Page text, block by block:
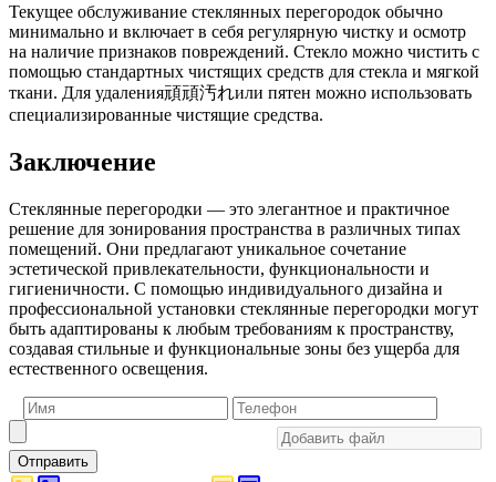
Текущее обслуживание стеклянных перегородок обычно
минимально и включает в себя регулярную чистку и осмотр
на наличие признаков повреждений. Стекло можно чистить с
помощью стандартных чистящих средств для стекла и мягкой
ткани. Для удаления頑頑汚れили пятен можно использовать
специализированные чистящие средства.
Заключение
Стеклянные перегородки — это элегантное и практичное
решение для зонирования пространства в различных типах
помещений. Они предлагают уникальное сочетание
эстетической привлекательности, функциональности и
гигиеничности. С помощью индивидуального дизайна и
профессиональной установки стеклянные перегородки могут
быть адаптированы к любым требованиям к пространству,
создавая стильные и функциональные зоны без ущерба для
естественного освещения.
Отправить